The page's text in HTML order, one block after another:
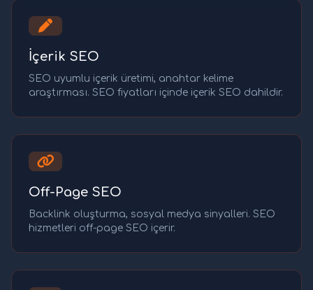
İçerik SEO
SEO uyumlu içerik üretimi, anahtar kelime
araştırması. SEO fiyatları içinde içerik SEO dahildir.
Off-Page SEO
Backlink oluşturma, sosyal medya sinyalleri. SEO
hizmetleri off-page SEO içerir.